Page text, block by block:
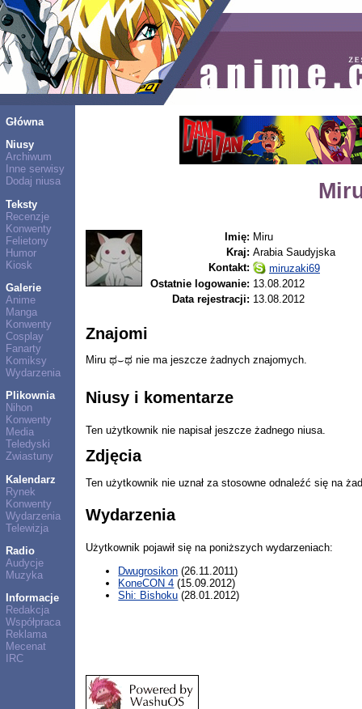
Główna
Niusy
Archiwum
Inne serwisy
Dodaj niusa
Teksty
Recenzje
Konwenty
Felietony
Humor
Kiosk
Galerie
Anime
Manga
Konwenty
Cosplay
Fanarty
Komiksy
Wydarzenia
Plikownia
Nihon
Konwenty
Media
Teledyski
Zwiastuny
Kalendarz
Rynek
Konwenty
Wydarzenia
Telewizja
Radio
Audycje
Muzyka
Informacje
Redakcja
Współpraca
Reklama
Mecenat
IRC
Imię: Miru
Kraj: Arabia Saudyjska
Kontakt:
miruzaki69
Ostatnie logowanie: 13.08.2012
Data rejestracji: 13.08.2012
Znajomi
Miru ಥ⌣ಥ nie ma jeszcze żadnych znajomych.
Niusy i komentarze
Ten użytkownik nie napisał jeszcze żadnego niusa.
Zdjęcia
Ten użytkownik nie uznał za stosowne odnaleźć się na
Wydarzenia
Użytkownik pojawił się na poniższych wydarzeniach:
Dwugrosikon (26.11.2011)
KoneCON 4 (15.09.2012)
Shi: Bishoku (28.01.2012)